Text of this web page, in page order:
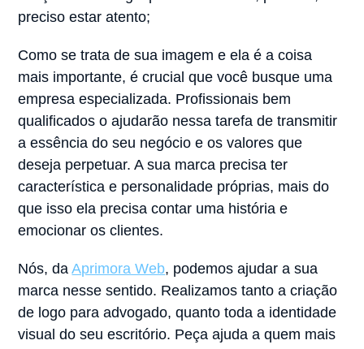
preciso estar atento;
Como se trata de sua imagem e ela é a coisa
mais importante, é crucial que você busque uma
empresa especializada. Profissionais bem
qualificados o ajudarão nessa tarefa de transmitir
a essência do seu negócio e os valores que
deseja perpetuar. A sua marca precisa ter
característica e personalidade próprias, mais do
que isso ela precisa contar uma história e
emocionar os clientes.
Nós, daAprimora Web, podemos ajudar a sua
marca nesse sentido. Realizamos tanto a criação
de logo para advogado, quanto toda a identidade
visual do seu escritório. Peça ajuda a quem mais